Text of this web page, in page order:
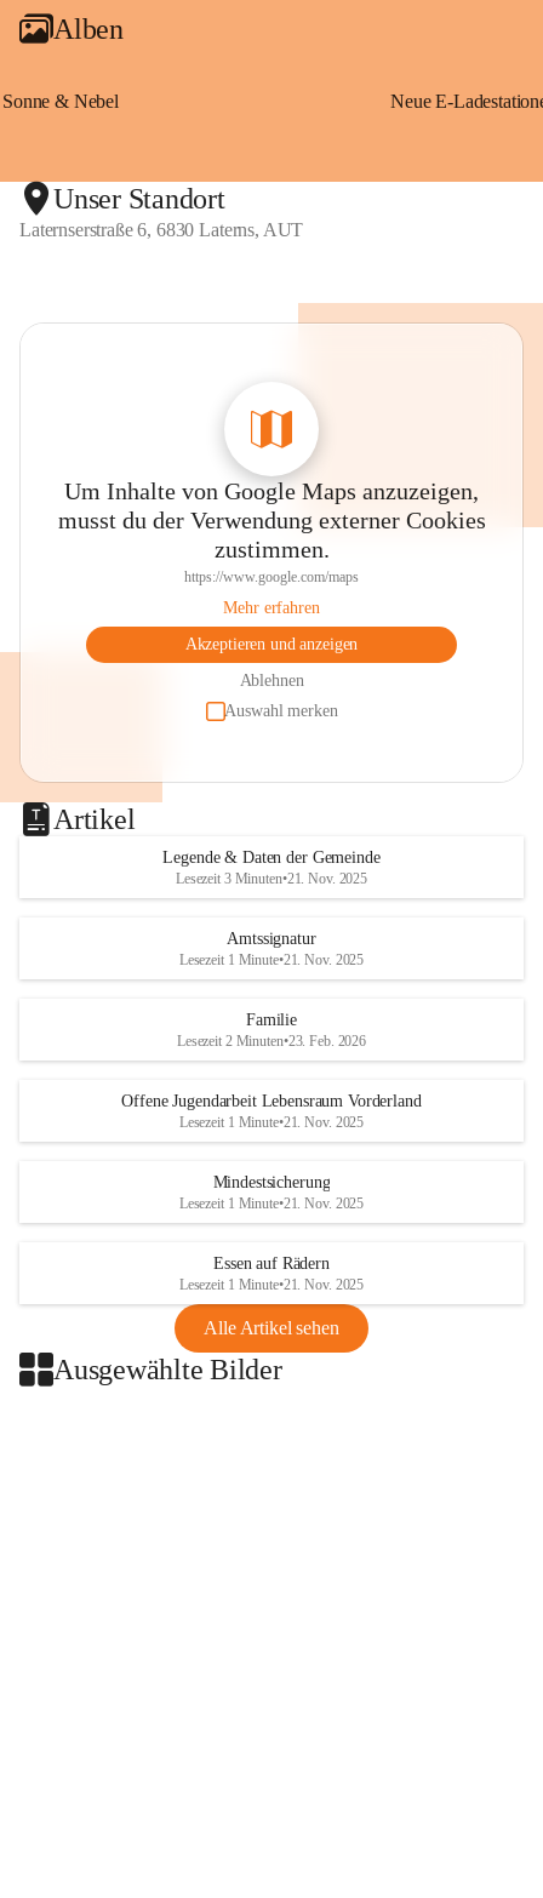
Alben
Sonne & Nebel
Unser Standort
Laternserstraße 6, 6830 Laterns, AUT
Um Inhalte von Google Maps anzuzeigen,
musst du der Verwendung externer Cookies
zustimmen.
https://www.google.com/maps
Mehr erfahren
Akzeptieren und anzeigen
Ablehnen
Auswahl merken
Artikel
Legende & Daten der Gemeinde
Lesezeit 3 Minuten•21. Nov. 2025
Amtssignatur
Lesezeit 1 Minute•21. Nov. 2025
Familie
Lesezeit 2 Minuten•23. Feb. 2026
Offene Jugendarbeit Lebensraum Vorderland
Lesezeit 1 Minute•21. Nov. 2025
Mindestsicherung
Lesezeit 1 Minute•21. Nov. 2025
Essen auf Rädern
Lesezeit 1 Minute•21. Nov. 2025
Alle Artikel sehen
Ausgewählte Bilder